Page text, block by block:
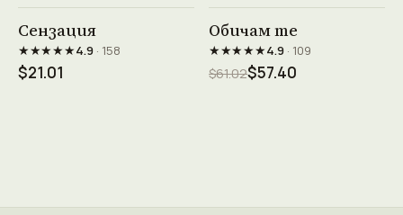
Сензация
★★★★★4.9· 158
$21.01
Обичам те
★★★★★4.9· 109
$61.02$57.40